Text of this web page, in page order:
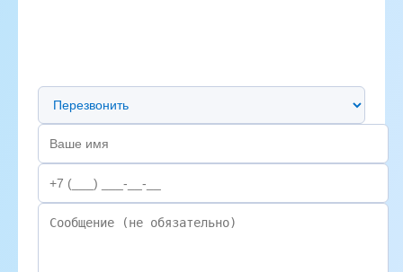
Предпочтительный способ связи